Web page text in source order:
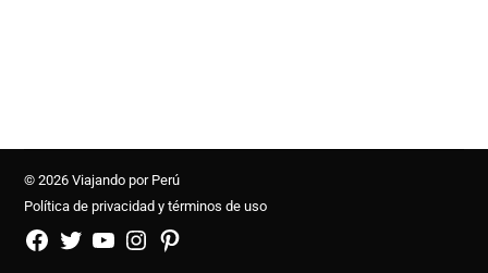
© 2026 Viajando por Perú
Política de privacidad y términos de uso
FB
TW YouTubeInstagramPinterest